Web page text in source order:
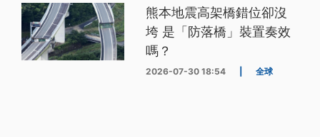
熊本地震高架橋錯位卻沒
垮 是「防落橋」裝置奏效
嗎？
2026-07-30 18:54 全球